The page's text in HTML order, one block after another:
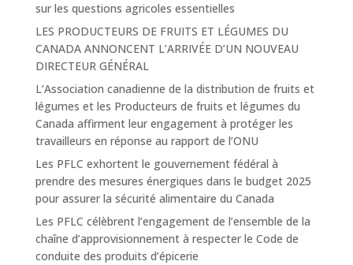
sur les questions agricoles essentielles
LES PRODUCTEURS DE FRUITS ET LÉGUMES DU
CANADA ANNONCENT L’ARRIVÉE D’UN NOUVEAU
DIRECTEUR GÉNÉRAL
L’Association canadienne de la distribution de fruits et
légumes et les Producteurs de fruits et légumes du
Canada affirment leur engagement à protéger les
travailleurs en réponse au rapport de l’ONU
Les PFLC exhortent le gouvernement fédéral à
prendre des mesures énergiques dans le budget 2025
pour assurer la sécurité alimentaire du Canada
Les PFLC célèbrent l’engagement de l’ensemble de la
chaîne d’approvisionnement à respecter le Code de
conduite des produits d’épicerie